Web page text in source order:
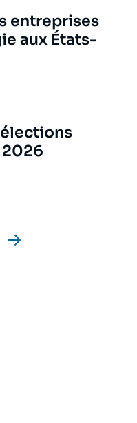
entreprises
aux États-
élections
2026